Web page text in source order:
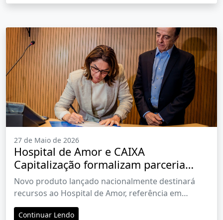
27 de Maio de 2026
Hospital de Amor e CAIXA
Capitalização formalizam parceria
nacional para fortalecimento do
atendimento oncológico gratuito
Novo produto lançado nacionalmente destinará
recursos ao Hospital de Amor, referência em
oncologia gratuita no Brasil
Continuar Lendo